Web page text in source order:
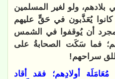
بلادهم، ولو لغير المسلمين
يُعَذَّبون في حَقٍّ عليهم
مجرد أن يُوقفوا في الشمس
فما سَكَت الصحابةُ على
سراحهم!
أولادِهم؛ فقد أقاد